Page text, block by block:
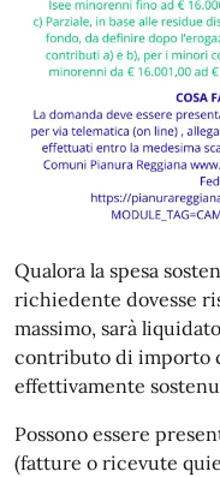
Qualora la spesa
richiedente dovesse
massimo, sarà
contributo di importo
effettivamente
Possono essere
(fatture o ricevute